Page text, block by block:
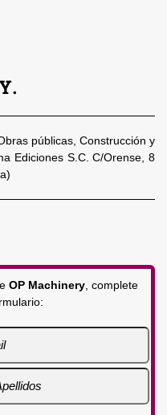
públicas, Construcción y
Ediciones S.C. C/Orense, 8
OP Machinery, complete